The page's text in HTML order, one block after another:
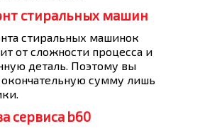
стиральных машин
стиральных машинок
от сложности процесса и
деталь. Поэтому вы
сумму лишь
сервиса b60